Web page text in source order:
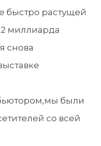
быстро растущей
миллиарда
снова
были
со всей